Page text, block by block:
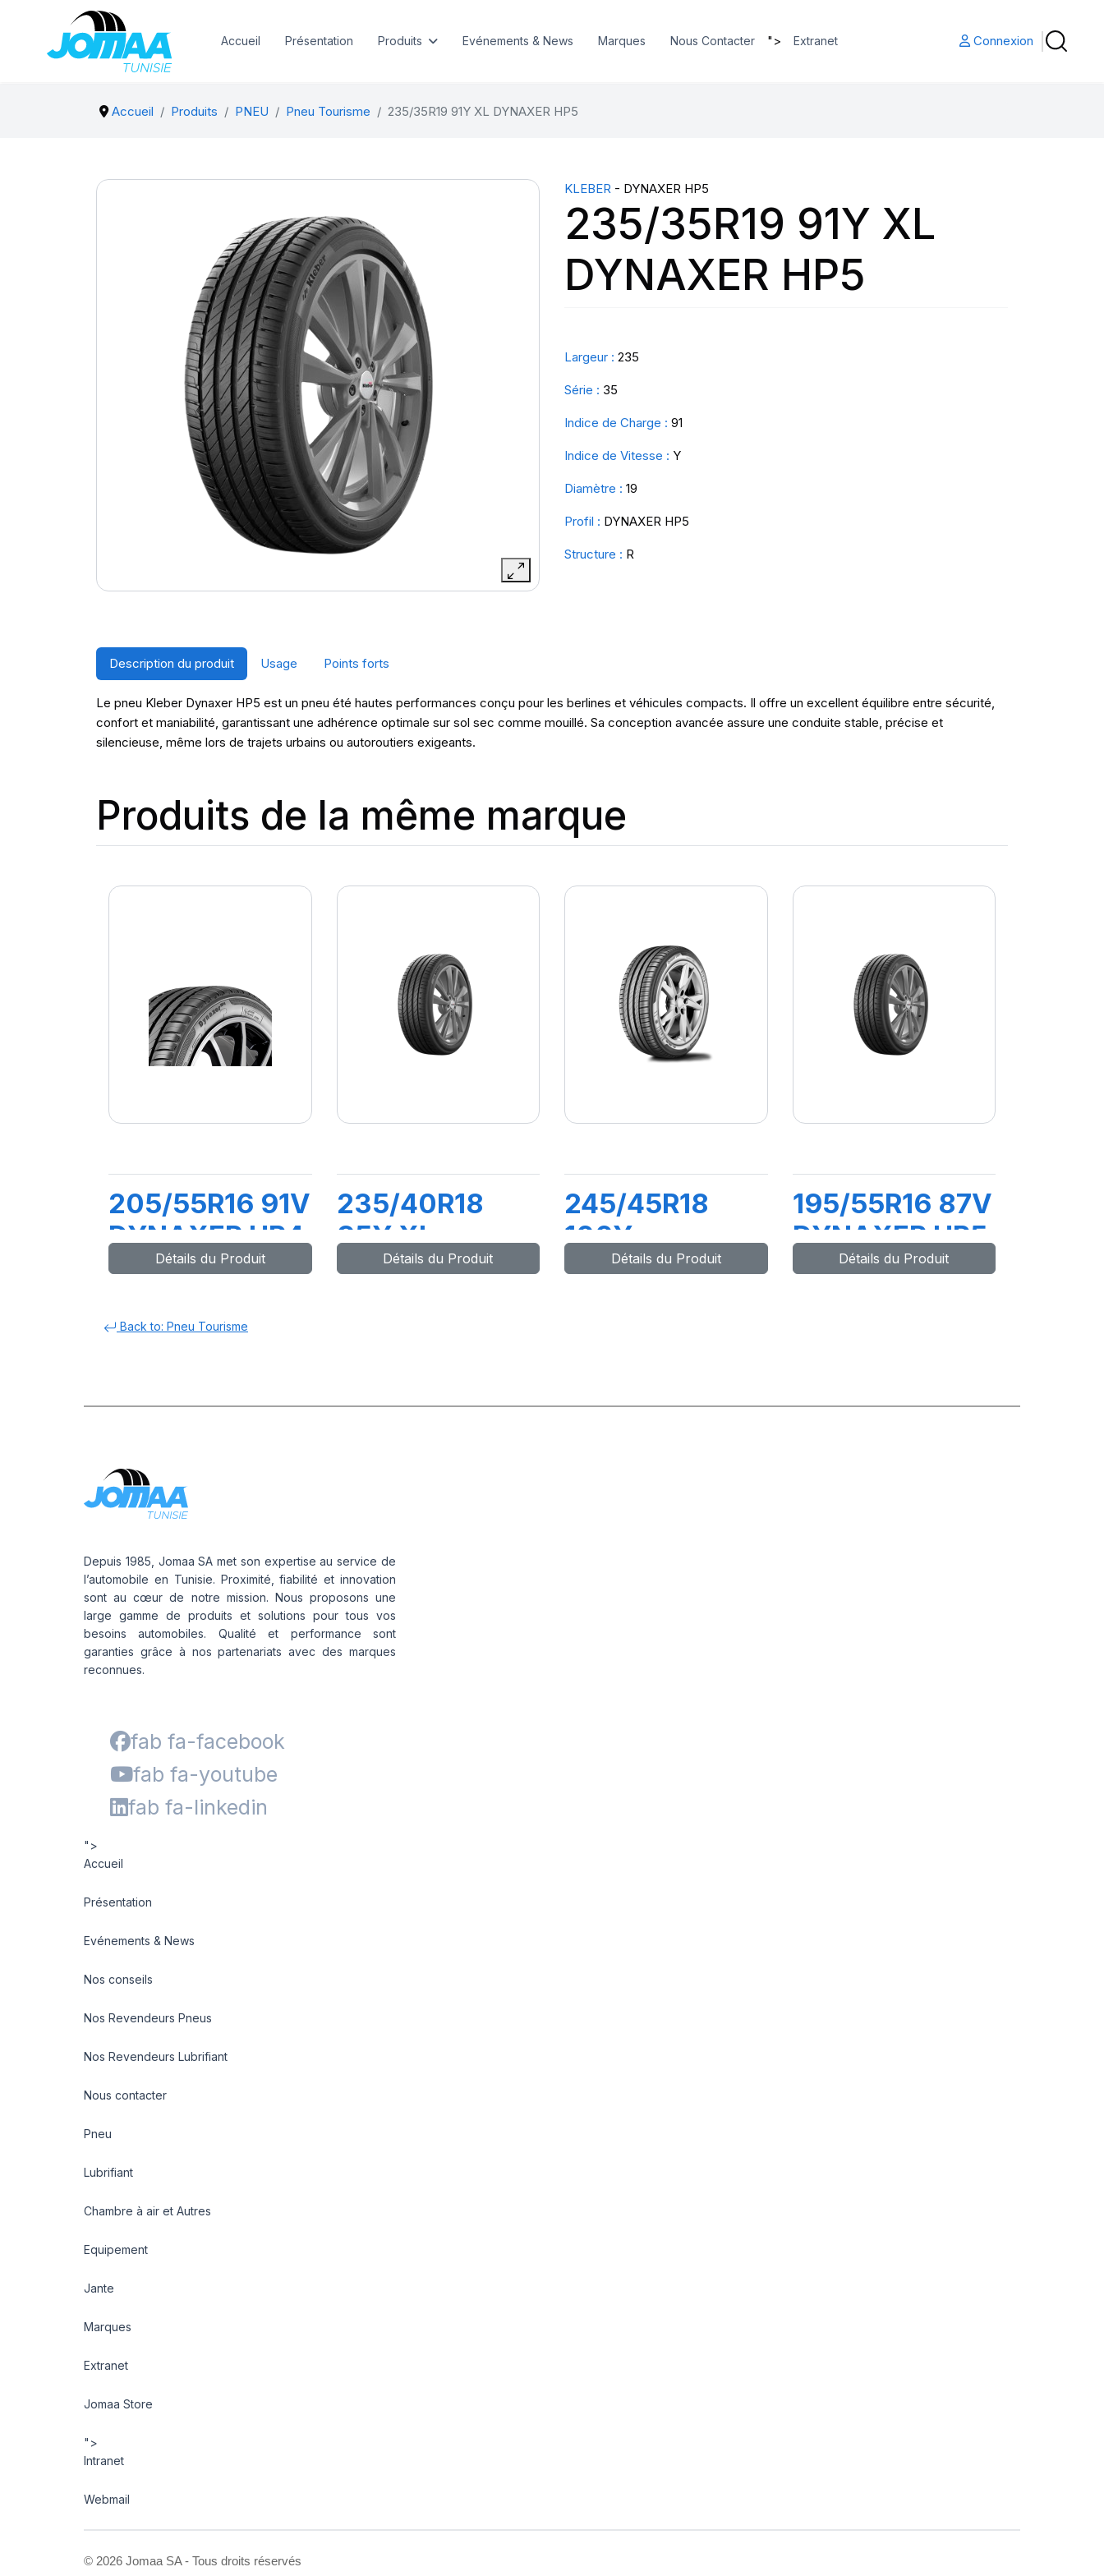
Accueil Présentation Produits Evénements & News Marques Nous Contacter "> Extranet Connexion
Accueil Produits PNEU Pneu Tourisme 235/35R19 91Y XL DYNAXER HP5
KLEBER - DYNAXER HP5
235/35R19 91Y XL
DYNAXER HP5
Largeur : 235
Série : 35
Indice de Charge : 91
Indice de Vitesse : Y
Diamètre : 19
Profil : DYNAXER HP5
Structure : R
Description du produit Usage Points forts
Le pneu Kleber Dynaxer HP5 est un pneu été hautes performances conçu pour les berlines et véhicules compacts. Il offre un excellent équilibre entre sécurité,
confort et maniabilité, garantissant une adhérence optimale sur sol sec comme mouillé. Sa conception avancée assure une conduite stable, précise et
silencieuse, même lors de trajets urbains ou autoroutiers exigeants.
Produits de la même marque
205/55R16 91V
DYNAXER HP4
Détails du Produit
235/40R18
95Y XL
DYNAXER HP5
Détails du Produit
245/45R18
100Y
DYNAXER UHP
Détails du Produit
195/55R16 87V
DYNAXER HP5
Détails du Produit
Back to: Pneu Tourisme
Depuis 1985, Jomaa SA met son expertise au service de
l’automobile en Tunisie. Proximité, fiabilité et innovation
sont au cœur de notre mission. Nous proposons une
large gamme de produits et solutions pour tous vos
besoins automobiles. Qualité et performance sont
garanties grâce à nos partenariats avec des marques
reconnues.
fab fa-facebook
fab fa-youtube
fab fa-linkedin
">
Accueil
Présentation
Evénements & News
Nos conseils
Nos Revendeurs Pneus
Nos Revendeurs Lubrifiant
Nous contacter
Pneu
Lubrifiant
Chambre à air et Autres
Equipement
Jante
Marques
Extranet
Jomaa Store
">
Intranet
Webmail
© 2026 Jomaa SA - Tous droits réservés